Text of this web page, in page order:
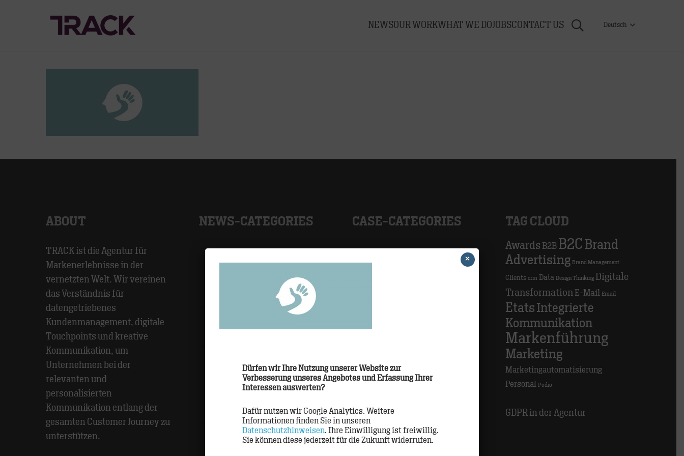
NEWSOUR WORKWHAT WE DOJOBSCONTACT US Deutsch
ABOUT
TRACK ist die Agentur für
Markenerlebnisse in der
vernetzten Welt. Wir vereinen
das Verständnis für
datengetriebenes
Kundenmanagement, digitale
Touchpoints und kreative
Kommunikation, um
Unternehmen bei der
relevanten und
personalisierten
Kommunikation entlang der
gesamten Customer Journey zu
unterstützen.
NEWS-CATEGORIES
Methoden >
>
CASE-CATEGORIES
>
TAG CLOUD
Awards B2B B2C Brand
Advertising Brand Management
Clients crm Data Design Thinking Digitale
Transformation E-Mail Email
Etats Integrierte
Kommunikation
Markenführung
Marketing
Marketingautomatisierung
Personal Podio
GDPR in der Agentur
Dürfen wir Ihre Nutzung unserer Website zur
Verbesserung unseres Angebotes und Erfassung Ihrer
Interessen auswerten?
Dafür nutzen wir Google Analytics. Weitere
Informationen finden Sie in unseren
Datenschutzhinweisen. Ihre Einwilligung ist freiwillig.
Sie können diese jederzeit für die Zukunft widerrufen.
×